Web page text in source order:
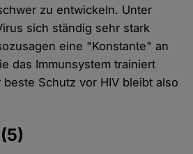
zu entwickeln. Unter
sich ständig sehr stark
eine "Konstante" an
das Immunsystem trainiert
Schutz vor HIV bleibt also
(5)